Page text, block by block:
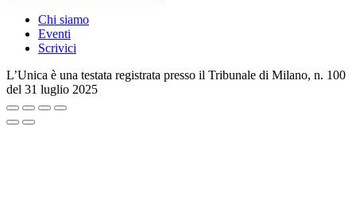
Chi siamo
Eventi
Scrivici
L’Unica è una testata registrata presso il Tribunale di Milano, n. 100
del 31 luglio 2025